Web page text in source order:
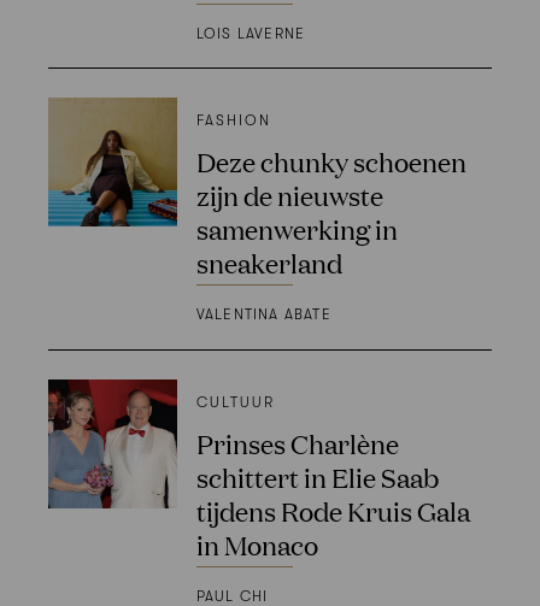
LOIS LAVERNE
FASHION
Deze chunky schoenen
zijn de nieuwste
samenwerking in
sneakerland
VALENTINA ABATE
CULTUUR
Prinses Charlène
schittert in Elie Saab
tijdens Rode Kruis Gala
in Monaco
PAUL CHI